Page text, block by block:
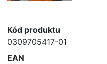
Kód produktu
0309705417-01
EAN